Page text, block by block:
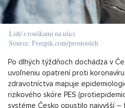
Lidé s rouškami na ulici
Source: Freepik.com/prostooleh
Po dlhých týždňoch dochádza v
uvoľneniu opatrení proti
zdravotníctva mapuje
rizikového skóre PES
systéme Česko opustilo najvyšší –